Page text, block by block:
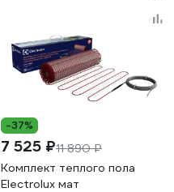
-37%
7 525 ₽11 890 ₽
Комплект теплого пола
Electrolux мат